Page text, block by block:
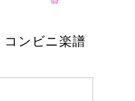
コンビニ楽譜